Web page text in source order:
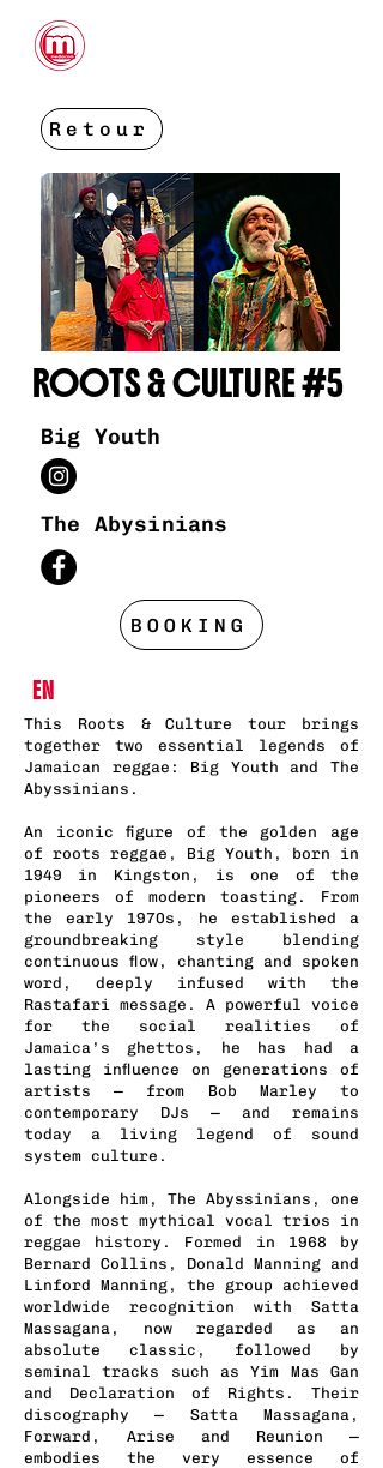
Retour
ROOTS & CULTURE #5
Big Youth
The Abysinians
BOOKING
EN
This Roots & Culture tour brings
together two essential legends of
Jamaican reggae: Big Youth and The
Abyssinians.
An iconic figure of the golden age
of roots reggae, Big Youth, born in
1949 in Kingston, is one of the
pioneers of modern toasting. From
the early 1970s, he established a
groundbreaking style blending
continuous flow, chanting and spoken
word, deeply infused with the
Rastafari message. A powerful voice
for the social realities of
Jamaica’s ghettos, he has had a
lasting influence on generations of
artists — from Bob Marley to
contemporary DJs — and remains
today a living legend of sound
system culture.
Alongside him, The Abyssinians, one
of the most mythical vocal trios in
reggae history. Formed in 1968 by
Bernard Collins, Donald Manning and
Linford Manning, the group achieved
worldwide recognition with Satta
Massagana, now regarded as an
absolute classic, followed by
seminal tracks such as Yim Mas Gan
and Declaration of Rights. Their
discography — Satta Massagana,
Forward, Arise and Reunion —
embodies the very essence of